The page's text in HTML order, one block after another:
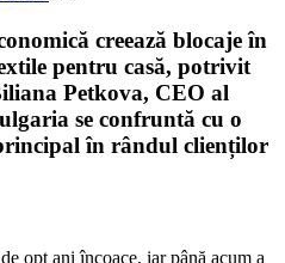
creează blocaje în
pentru casă, potrivit
Petkova, CEO al
se confruntă cu o
în rândul clienților
opt ani încoace, iar până acum a